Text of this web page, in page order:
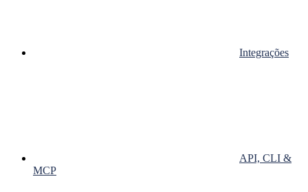
Integrações
API, CLI &
MCP